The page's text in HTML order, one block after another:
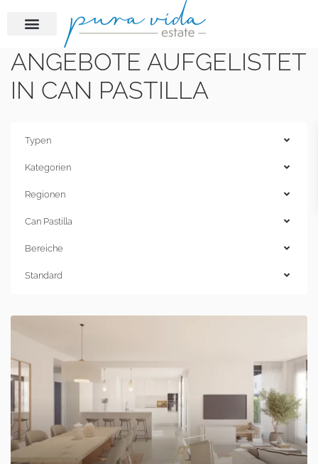
ANGEBOTE AUFGELISTET
IN CAN PASTILLA
Typen
Kategorien
Regionen
Can Pastilla
Bereiche
Standard